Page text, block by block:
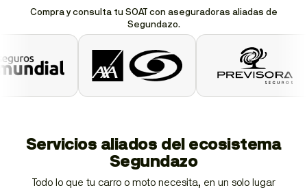
Compra y consulta tu SOAT con aseguradoras aliadas de
Segundazo.
Servicios aliados del ecosistema
Segundazo
Todo lo que tu carro o moto necesita, en un solo lugar